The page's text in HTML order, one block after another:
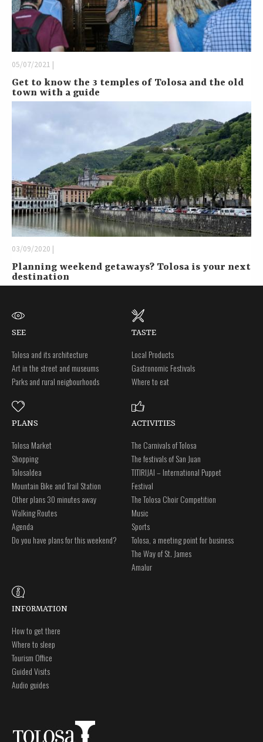
05/07/2021 |
Get to know the 3 temples of Tolosa and the old
town with a guide
03/09/2020 |
Planning weekend getaways? Tolosa is your next
destination
SEE
Tolosa and its architecture
Art in the street and museums
Parks and rural neigbourhoods
TASTE
Local Products
Gastronomic Festivals
Where to eat
PLANS
Tolosa Market
Shopping
Tolosaldea
Mountain Bike and Trail Station
Other plans 30 minutes away
Walking Routes
Agenda
Do you have plans for this weekend?
ACTIVITIES
The Carnivals of Tolosa
The festivals of San Juan
TITIRIJAI – International Puppet
Festival
The Tolosa Choir Competition
Music
Sports
Tolosa, a meeting point for business
The Way of St. James
Amalur
INFORMATION
How to get there
Where to sleep
Tourism Office
Guided Visits
Audio guides